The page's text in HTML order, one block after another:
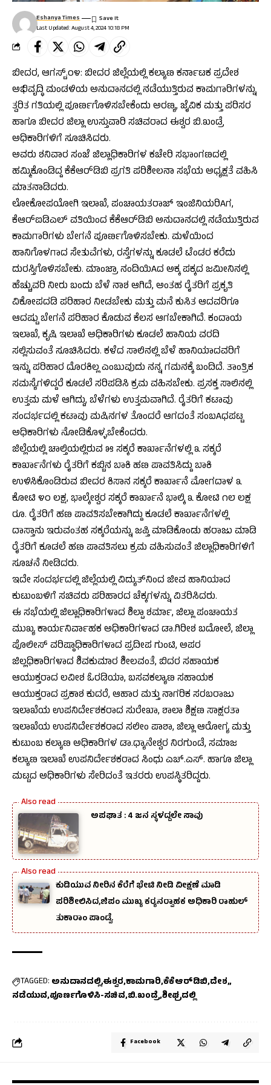
Last Updated: August 4, 2024 10:18 PM
Eshanya Times
ಬೀದರ, ಆಗಸ್ಟ್.೦೪: ಬೀದರ ಜಿಲ್ಲೆಯಲ್ಲಿ ಕಲ್ಯಾಣ ಕರ್ನಾಟಕ ಪ್ರದೇಶ
ಅಭಿವೃದ್ಧಿ ಮಂಡಳಿಯ ಅನುದಾನದಲ್ಲಿ ನಡೆಯುತ್ತಿರುವ ಕಾಮಗಾರಿಗಳನ್ನು
ತ್ವರಿತ ಗತಿಯಲ್ಲಿ ಪೂರ್ಣಗೊಳಿಸಬೇಕೆಂದು ಅರಣ್ಯ, ಜೈವಿಕ ಮತ್ತು ಪರಿಸರ
ಹಾಗೂ ಬೀದರ ಜಿಲ್ಲಾ ಉಸ್ತುವಾರಿ ಸಚಿವರಾದ ಈಶ್ವರ ಬಿ.ಖಂಡ್ರೆ
ಅಧಿಕಾರಿಗಳಿಗೆ ಸೂಚಿಸಿದರು.
ಅವರು ಶನಿವಾರ ಸಂಜೆ ಜಿಲ್ಲಾಧಿಕಾರಿಗಳ ಕಚೇರಿ ಸಭಾಂಗಣದಲ್ಲಿ
ಹಮ್ಮಿಕೊಂಡಿದ್ದ ಕೆಕೆಆರ್‌ಡಿಬಿ ಪ್ರಗತಿ ಪರಿಶೀಲನಾ ಸಭೆಯ ಅಧ್ಯಕ್ಷತೆ ವಹಿಸಿ
ಮಾತನಾಡಿದರು.
ಲೋಕೋಪಯೋಗಿ ಇಲಾಖೆ, ಪಂಚಾಯತರಾಜ್ ಇಂಜಿನಿಯರಿAಗ,
ಕೆಆರ್‌ಐಡಿಎಲ್ ವತಿಯಿಂದ ಕೆಕೆಆರ್‌ಡಿಬಿ ಅನುದಾನದಲ್ಲಿ ನಡೆಯುತ್ತಿರುವ
ಕಾಮಗಾರಿಗಳು ಬೇಗನೆ ಪೂರ್ಣಗೊಳಿಸಬೇಕು. ಮಳೆಯಿಂದ
ಹಾನಿಗೊಳಗಾದ ಸೇತುವೆಗಳು, ರಸ್ತೆಗಳನ್ನು ಕೂಡಲೆ ಟೆಂಡರ ಕರೆದು
ದುರಸ್ತಿಗೊಳಿಸಬೇಕು. ಮಾಂಜ್ರಾ ನಂದಿಯಿAದ ಅಕ್ಕ ಪಕ್ಕದ ಜಮೀನಿನಲ್ಲಿ
ಹೆಚ್ಚುವರಿ ನೀರು ಬಂದು ಬೆಳೆ ನಾಶ ಆಗಿದೆ, ಅಂತಹ ರೈತರಿಗೆ ಪ್ರಕೃತಿ
ವಿಕೋಪದಡಿ ಪರಿಹಾರ ನೀಡಬೇಕು ಮತ್ತು ಮನೆ ಕುಸಿತ ಆದವರಿಗೂ
ಆದಷ್ಟು ಬೇಗನೆ ಪರಿಹಾರ ಕೊಡುವ ಕೆಲಸ ಆಗಬೇಕಾಗಿದೆ. ಕಂದಾಯ
ಇಲಾಖೆ, ಕೃಷಿ ಇಲಾಖೆ ಅಧಿಕಾರಿಗಳು ಕೂಡಲೆ ಹಾನಿಯ ವರದಿ
ಸಲ್ಲಿಸುವಂತೆ ಸೂಚಿಸಿದರು. ಕಳೆದ ಸಾಲಿನಲ್ಲಿ ಬೆಳೆ ಹಾನಿಯಾದವರಿಗೆ
ಇನ್ನು ಪರಿಹಾರ ದೊರಕಿಲ್ಲ ಎಂಬುವುದು ನನ್ನ ಗಮನಕ್ಕೆ ಬಂದಿದೆ. ತಾಂತ್ರಿಕ
ಸಮಸ್ಯೆಗಳಿದ್ದರೆ ಕೂಡಲೆ ಸರಿಪಡಿಸಿ ಕ್ರಮ ವಹಿಸಬೇಕು. ಪ್ರಸಕ್ತ ಸಾಲಿನಲ್ಲಿ
ಉತ್ತಮ ಮಳೆ ಆಗಿದ್ದು, ಬೆಳೆಗಳು ಉತ್ತಮವಾಗಿದೆ. ರೈತರಿಗೆ ಕಟಾವು
ಸಂದರ್ಭದಲ್ಲಿ ಕಟಾವು ಮಷಿನಗಳ ತೊಂದರೆ ಆಗದಂತೆ ಸಂಬAಧಪಟ್ಟ
ಅಧಿಕಾರಿಗಳು ನೋಡಿಕೊಳ್ಳಬೇಕೆಂದರು.
ಜಿಲ್ಲೆಯಲ್ಲಿ ಚಾಲ್ತಿಯಲ್ಲಿರುವ ೫ ಸಕ್ಕರೆ ಕಾರ್ಖಾನೆಗಳಲ್ಲಿ ೩ ಸಕ್ಕರೆ
ಕಾರ್ಖಾನೆಗಳು ರೈತರಿಗೆ ಕಬ್ಬಿನ ಬಾಕಿ ಹಣ ಪಾವತಿಸಿದ್ದು ಬಾಕಿ
ಉಳಿಸಿಕೊಂಡಿರುವ ಬೀದರ ಕಿಸಾನ ಸಕ್ಕರೆ ಕಾರ್ಖಾನೆ ಮೋಗದಾಳ ೩
ಕೋಟಿ ೪೦ ಲಕ್ಷ, ಭಾಲ್ಕೇಶ್ವರ ಸಕ್ಕರೆ ಕಾರ್ಖಾನೆ ಭಾಲ್ಕಿ ೩ ಕೋಟಿ ೧೮ ಲಕ್ಷ
ರೂ. ರೈತರಿಗೆ ಹಣ ಪಾವತಿಸಬೇಕಾಗಿದ್ದು ಕೂಡಲೆ ಕಾರ್ಖಾನೆಗಳಲ್ಲಿ
ದಾಸ್ತಾನು ಇರುವಂತಹ ಸಕ್ಕರೆಯನ್ನು ಜಪ್ತಿ ಮಾಡಿಕೊಂಡು ಹರಾಜು ಮಾಡಿ
ರೈತರಿಗೆ ಕೂಡಲೆ ಹಣ ಪಾವತಿಸಲು ಕ್ರಮ ವಹಿಸುವಂತೆ ಜಿಲ್ಲಾಧಿಕಾರಿಗಳಿಗೆ
ಸೂಚನೆ ನೀಡಿದರು.
ಇದೇ ಸಂದರ್ಭದಲ್ಲಿ ಜಿಲ್ಲೆಯಲ್ಲಿ ವಿದ್ಯುತ್‌ನಿಂದ ಜೀವ ಹಾನಿಯಾದ
ಕುಟುಂಬಳಿಗೆ ಸಚಿವರು ಪರಿಹಾರದ ಚೆಕ್ಕಗಳನ್ನು ವಿತರಿಸಿದರು.
ಈ ಸಭೆಯಲ್ಲಿ ಜಿಲ್ಲಾಧಿಕಾರಿಗಳಾದ ಶಿಲ್ಪಾ ಶರ್ಮಾ, ಜಿಲ್ಲಾ ಪಂಚಾಯತ
ಮುಖ್ಯ ಕಾರ್ಯನಿರ್ವಾಹಕ ಅಧಿಕಾರಿಗಳಾದ ಡಾ.ಗಿರೀಶ ಬದೋಲೆ, ಜಿಲ್ಲಾ
ಪೊಲೀಸ್ ವರಿಷ್ಠಾಧಿಕಾರಿಗಳಾದ ಪ್ರದೀಪ ಗುಂಟಿ, ಅಪರ
ಜಿಲ್ಲಧಿಕಾರಿಗಳಾದ ಶಿವಕುಮಾರ ಶೀಲವಂತೆ, ಬಿದರ ಸಹಾಯಕ
ಆಯುಕ್ತರಾದ ಲವೀಶ ಓರಡಿಯಾ, ಬಸವಕಲ್ಯಾಣ ಸಹಾಯಕ
ಆಯುಕ್ತರಾದ ಪ್ರಕಾಶ ಕುದರೆ, ಆಹಾರ ಮತ್ತು ನಾಗರಿಕ ಸರಬರಾಜು
ಇಲಾಖೆಯ ಉಪನಿರ್ದೇಶಕರಾದ ಸುರೇಖಾ, ಶಾಲಾ ಶಿಕ್ಷಣ ಸಾಕ್ಷರತಾ
ಇಲಾಖೆಯ ಉಪನಿರ್ದೇಶಕರಾದ ಸಲೀಂ ಪಾಶಾ, ಜಿಲ್ಲಾ ಆರೋಗ್ಯ ಮತ್ತು
ಕುಟುಂಬ ಕಲ್ಯಾಣ ಅಧಿಕಾರಿಗಳ ಡಾ.ಧ್ಯಾನೇಶ್ವರ ನಿರಗುಂಡೆ, ಸಮಾಜ
ಕಲ್ಯಾಣ ಇಲಾಖೆ ಉಪನಿರ್ದೇಶಕರಾದ ಸಿಂಧು ಎಚ್.ಎಸ್. ಹಾಗೂ ಜಿಲ್ಲಾ
ಮಟ್ಟದ ಅಧಿಕಾರಿಗಳು ಸೇರಿದಂತೆ ಇತರರು ಉಪಸ್ಥಿತರಿದ್ದರು.
ಅಪಘಾತ : 4 ಜನ ಸ್ಥಳದ್ದಲೇ ಸಾವು
ಕುಡಿಯುವ ನೀರಿನ ಕೆರೆಗೆ ಭೇಟಿ ನೀಡಿ ವೀಕ್ಷಣೆ ಮಾಡಿ
ಪರಿಶೀಲಿಸಿದ,ಜಿಪಂ ಮುಖ್ಯ ಕರ‍್ಯನರ‍್ವಾಹಕ ಅಧಿಕಾರಿ ರಾಹುಲ್‌
ತುಕಾರಾಂ ಪಾಂಡ್ವೆ.
TAGGED: ಅನುದಾನದಲ್ಲಿಈಶ್ವರಕಾಮಗಾರಿಕೆಕೆಆರ್‌ಡಿಬಿದೇಶ,
ನಡೆಯುವಪೂರ್ಣಗೊಳಿಸಿ-ಸಚಿವ ಬಿ.ಖಂಡ್ರೆಶೀಘ್ರದಲ್ಲಿ
Facebook